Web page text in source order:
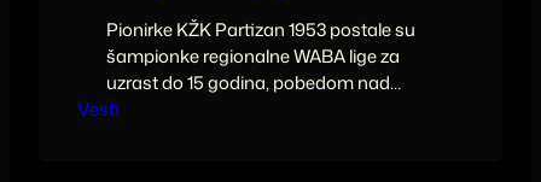
Pionirke KŽK Partizan 1953 postale su
šampionke regionalne WABA lige za
uzrast do 15 godina, pobedom nad
Janinom 51:46.
Vesti